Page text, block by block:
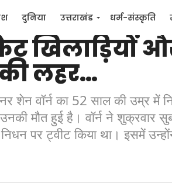
दुनिया उत्तराखंड धर्म-संस्कृति
मनोरंजन
दिग्गज लेग
खिलाड़ियों
लहर…
शेन वॉर्न का 52 साल की उम्र में
मौत हुई है। वॉर्न ने शुक्रवार
पर ट्वीट किया था। इसमें